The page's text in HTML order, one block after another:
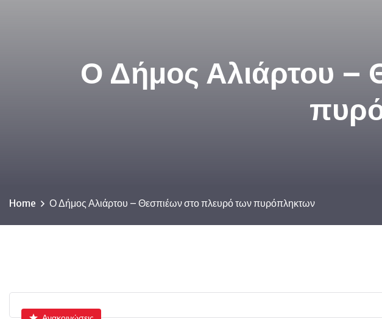
Ο Δήμος Αλιάρτου –
Home Ο Δήμος Αλιάρτου – Θεσπιέων στο πλευρό των πυρόπληκτων